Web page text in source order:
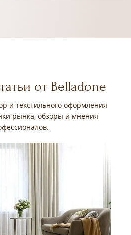
от Belladone
и текстильного оформления
рынка, обзоры и мнения